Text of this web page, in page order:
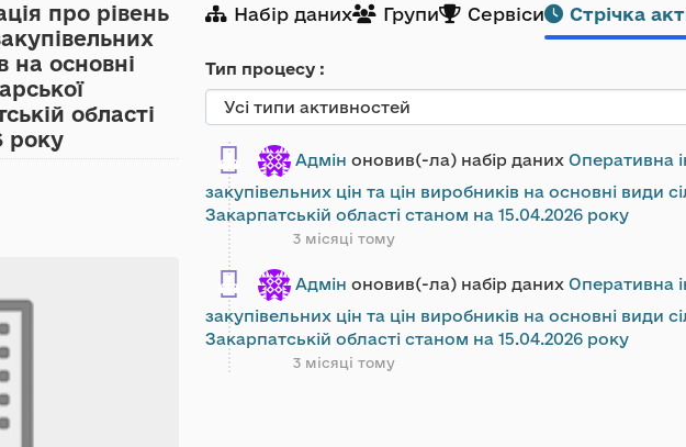
про рівень
на основні
області
року
Набір даних Групи Сервіси Стрічка
Тип процесу
Адмін оновив(-ла) набір даних Оперативна
закупівельних цін та цін виробників на основні види
Закарпатській області станом на 15.04.2026 року
3 місяці тому
Адмін оновив(-ла) набір даних Оперативна
закупівельних цін та цін виробників на основні види
Закарпатській області станом на 15.04.2026 року
3 місяці тому